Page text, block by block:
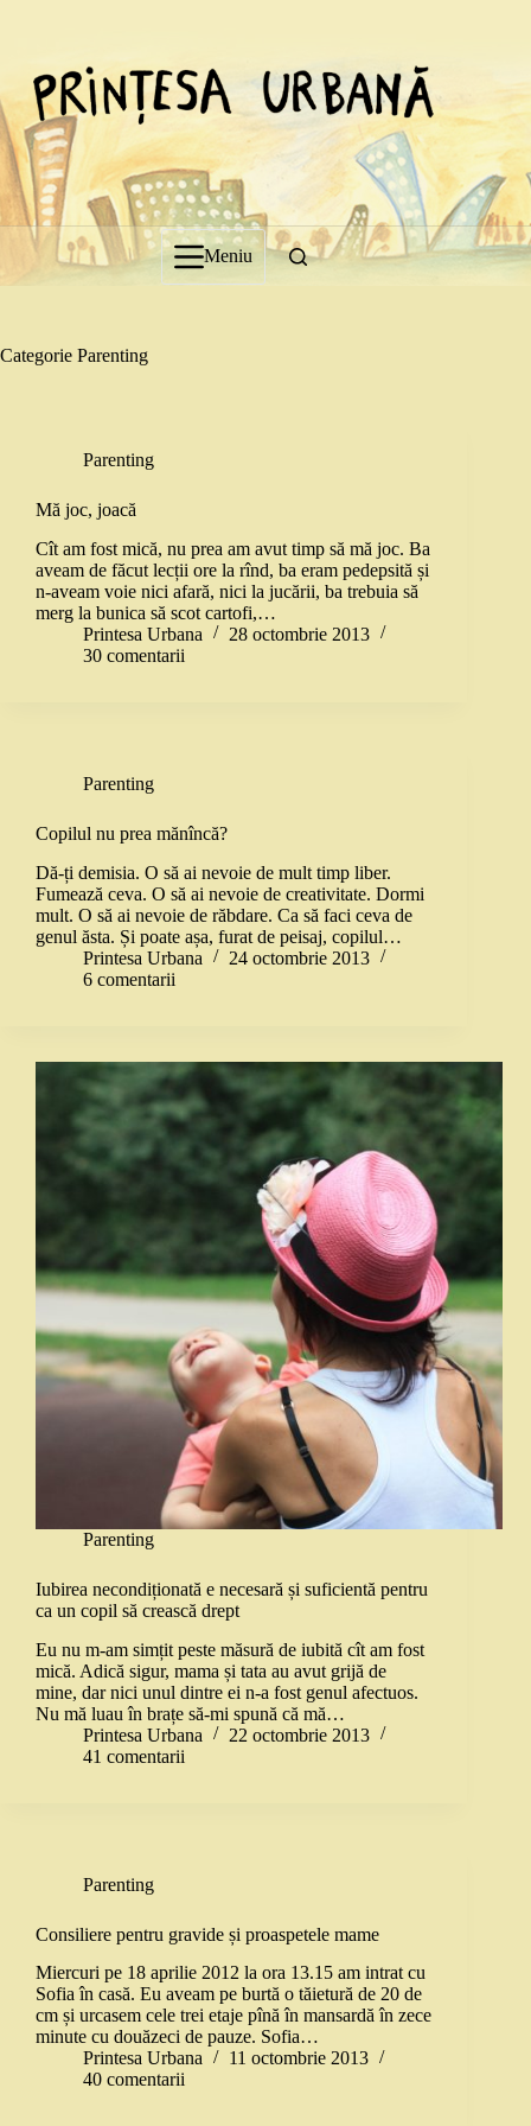
Meniu
Categorie Parenting
Parenting
Mă joc, joacă
Cît am fost mică, nu prea am avut timp să mă joc. Ba
aveam de făcut lecții ore la rînd, ba eram pedepsită și
n-aveam voie nici afară, nici la jucării, ba trebuia să
merg la bunica să scot cartofi,…
Printesa Urbana
28 octombrie 2013
30 comentarii
Parenting
Copilul nu prea mănîncă?
Dă-ți demisia. O să ai nevoie de mult timp liber.
Fumează ceva. O să ai nevoie de creativitate. Dormi
mult. O să ai nevoie de răbdare. Ca să faci ceva de
genul ăsta. Și poate așa, furat de peisaj, copilul…
Printesa Urbana
24 octombrie 2013
6 comentarii
Parenting
Iubirea necondiționată e necesară și suficientă pentru
ca un copil să crească drept
Eu nu m-am simțit peste măsură de iubită cît am fost
mică. Adică sigur, mama și tata au avut grijă de
mine, dar nici unul dintre ei n-a fost genul afectuos.
Nu mă luau în brațe să-mi spună că mă…
Printesa Urbana
22 octombrie 2013
41 comentarii
Parenting
Consiliere pentru gravide și proaspetele mame
Miercuri pe 18 aprilie 2012 la ora 13.15 am intrat cu
Sofia în casă. Eu aveam pe burtă o tăietură de 20 de
cm și urcasem cele trei etaje pînă în mansardă în zece
minute cu douăzeci de pauze. Sofia…
Printesa Urbana
11 octombrie 2013
40 comentarii